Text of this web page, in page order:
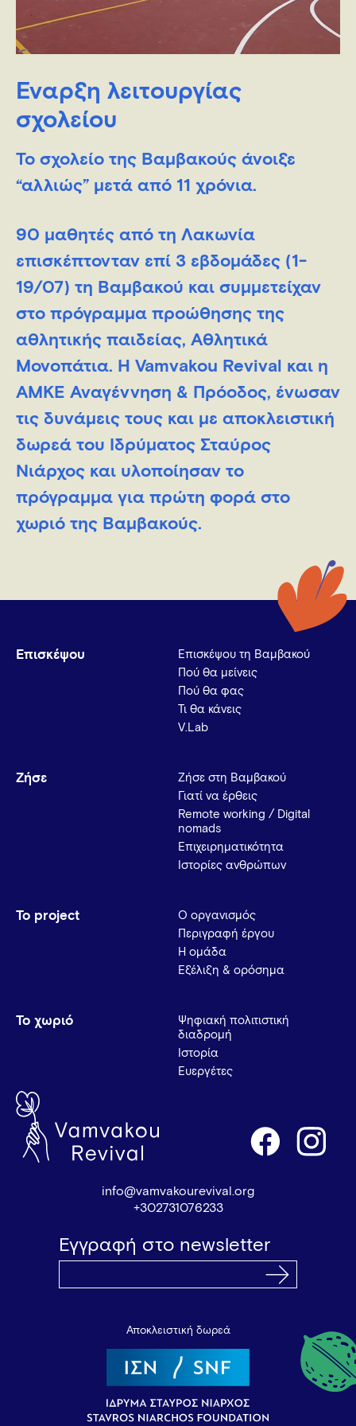
Έναρξη λειτουργίας
σχολείου
To σχολείο της Βαμβακούς άνοιξε
“αλλιώς” μετά από 11 χρόνια.
90 μαθητές από τη Λακωνία
επισκέπτονταν επί 3 εβδομάδες (1-
19/07) τη Βαμβακού και συμμετείχαν
στο πρόγραμμα προώθησης της
αθλητικής παιδείας, Αθλητικά
Μονοπάτια. Η Vamvakou Revival και η
ΑΜΚΕ Αναγέννηση & Πρόοδος, ένωσαν
τις δυνάμεις τους και με αποκλειστική
δωρεά του Ιδρύματος Σταύρος
Νιάρχος και υλοποίησαν το
πρόγραμμα για πρώτη φορά στο
χωριό της Βαμβακούς.
Επισκέψου
Επισκέψου τη Βαμβακού
Πού θα μείνεις
Πού θα φας
Τι θα κάνεις
V.Lab
Ζήσε
Ζήσε στη Βαμβακού
Γιατί να έρθεις
Remote working / Digital
nomads
Επιχειρηματικότητα
Ιστορίες ανθρώπων
Το project
Ο οργανισμός
Περιγραφή έργου
Η ομάδα
Εξέλιξη & ορόσημα
Το χωριό
Ψηφιακή πολιτιστική
διαδρομή
Ιστορία
Ευεργέτες
info@vamvakourevival.org
+302731076233
Εγγραφή στο newsletter
Αποκλειστική δωρεά